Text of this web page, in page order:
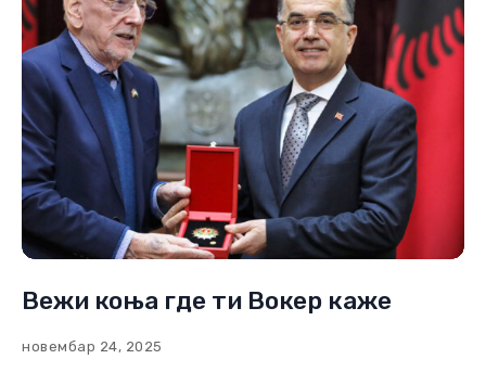
Вежи коња где ти Вокер каже
новембар 24, 2025